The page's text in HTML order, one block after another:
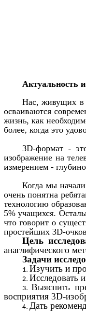
Актуальность
Нас, живущих в
осваиваются
жизнь, как
более, когда это
3D-формат -
изображение на
измерением -
Когда мы
очень понятна
технологию
5% учащихся.
что говорит о
простейших 3D-
Цель
анаглифического
Задачи
Изучить и
Исследовать
Выяснить
восприятия 3D-
Дать